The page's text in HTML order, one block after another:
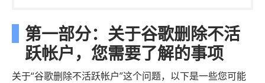
第一部分：关于谷歌删除不活
跃帐户，您需要了解的事项
关于“谷歌删除不活跃帐户”这个问题，以下是一些您可能